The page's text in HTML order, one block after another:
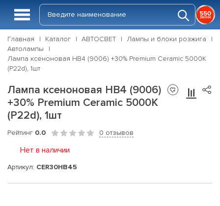
Главная Каталог АВТОСВЕТ
Лампы и блоки розжига
Автолампы
Лампа ксеноновая HB4 (9006) +30% Premium Ceramic 5000K
(P22d), 1шт
Лампа ксеноновая HB4 (9006)
+30% Premium Ceramic 5000K
(P22d), 1шт
Рейтинг 0.0 0 отзывов
Нет в наличии
Артикул: CER30HB45